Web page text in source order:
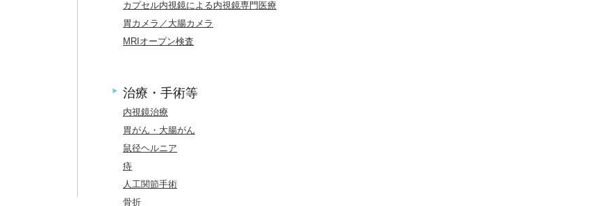
カプセル内視鏡による内視鏡専門医療
胃カメラ／大腸カメラ
MRIオープン検査
治療・手術等
内視鏡治療
胃がん・大腸がん
鼠径ヘルニア
痔
人工関節手術
骨折